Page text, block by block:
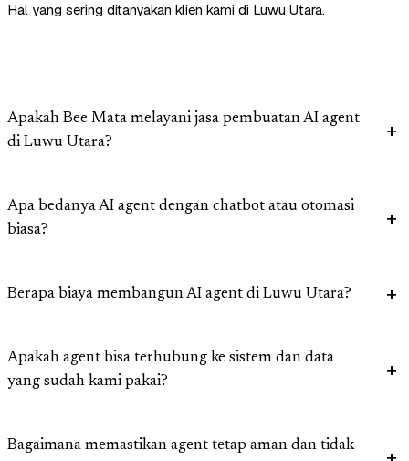
Hal yang sering ditanyakan klien kami di Luwu Utara.
Apakah Bee Mata melayani jasa pembuatan AI agent
di Luwu Utara?
Apa bedanya AI agent dengan chatbot atau otomasi
biasa?
Berapa biaya membangun AI agent di Luwu Utara?
Apakah agent bisa terhubung ke sistem dan data
yang sudah kami pakai?
Bagaimana memastikan agent tetap aman dan tidak